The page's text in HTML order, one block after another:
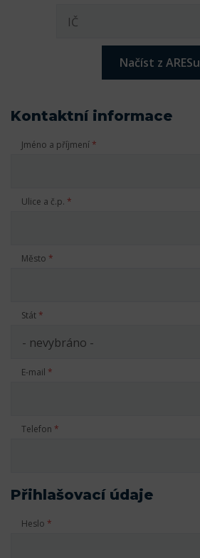
Načíst z ARESu
Kontaktní informace
Jméno a příjmení *
Ulice a č.p. *
Město *
Stát *
E-mail *
Telefon *
Přihlašovací údaje
Heslo *